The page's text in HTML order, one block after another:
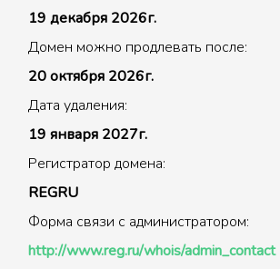
19 декабря 2026г.
Домен можно продлевать после:
20 октября 2026г.
Дата удаления:
19 января 2027г.
Регистратор домена:
REGRU
Форма связи с администратором:
http://www.reg.ru/whois/admin_contact